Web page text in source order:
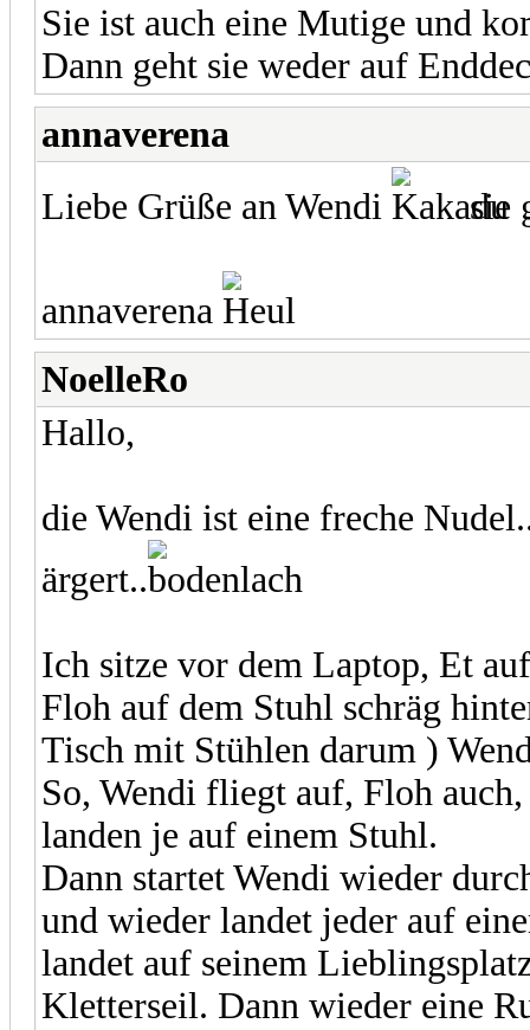
Sie ist auch eine Mutige und
Dann geht sie weder auf
annaverena
Liebe Grüße an Wendi
sie
annaverena
NoelleRo
Hallo,
die Wendi ist eine freche
ärgert..
Ich sitze vor dem Laptop, Et
Floh auf dem Stuhl schräg
Tisch mit Stühlen darum )
So, Wendi fliegt auf, Floh
landen je auf einem Stuhl.
Dann startet Wendi wieder
und wieder landet jeder auf
landet auf seinem
Kletterseil. Dann wieder eine